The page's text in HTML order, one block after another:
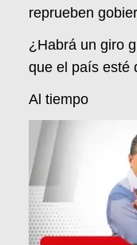
reprueben
¿Habrá un giro
que el país esté
Al tiempo